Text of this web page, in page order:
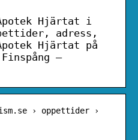
Hjärtat i
adress,
Hjärtat på
–
› oppettider ›